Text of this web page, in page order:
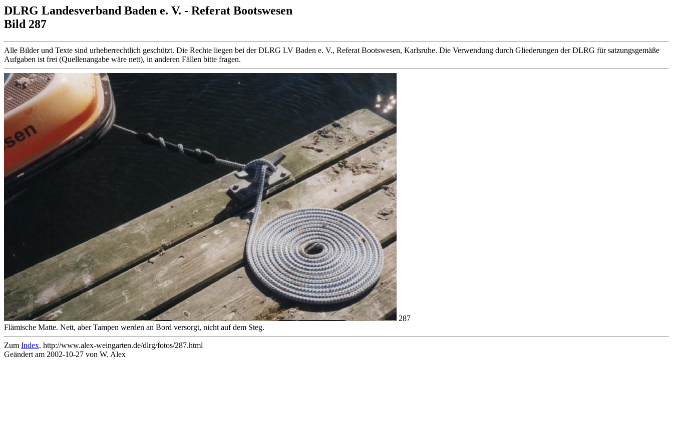
DLRG Landesverband Baden e. V. - Referat Bootswesen
Bild 287
Alle Bilder und Texte sind urheberrechtlich geschützt. Die Rechte liegen bei der DLRG LV Baden e. V., Referat Bootswesen, Karlsruhe. Die Verwendung durch Gliederungen der DLRG für satzungsgemäße
Aufgaben ist frei (Quellenangabe wäre nett), in anderen Fällen bitte fragen.
287
Flämische Matte. Nett, aber Tampen werden an Bord versorgt, nicht auf dem Steg.
Zum Index. http://www.alex-weingarten.de/dlrg/fotos/287.html
Geändert am 2002-10-27 von W. Alex